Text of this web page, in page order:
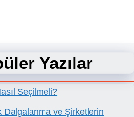
Yazılar
Seçilmeli?
Dalgalanma ve Şirketlerin